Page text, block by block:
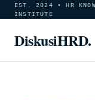
EST. 2024 • HR
INSTITUTE
DiskusiHRD.